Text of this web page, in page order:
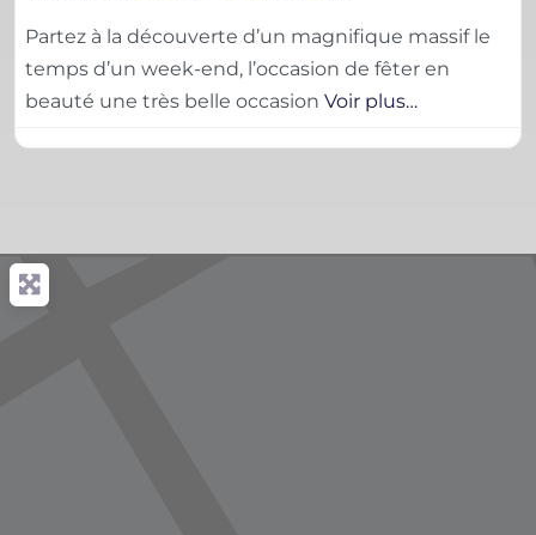
Partez à la découverte d’un magnifique massif le
temps d’un week-end, l’occasion de fêter en
beauté une très belle occasion Voir plus…